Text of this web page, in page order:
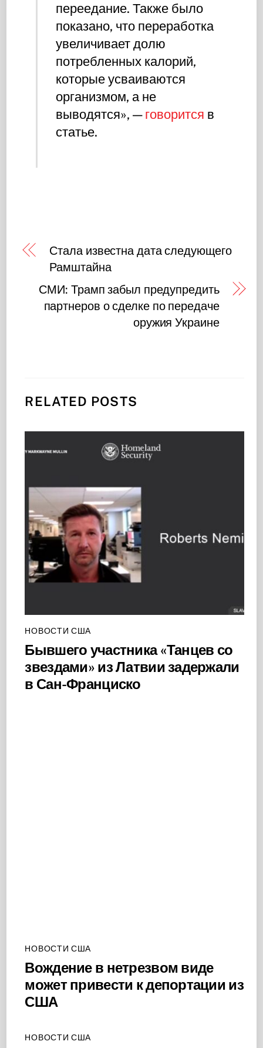
переедание. Также было
показано, что переработка
увеличивает долю
потребленных калорий,
которые усваиваются
организмом, а не
выводятся», —говорится в
статье.
Стала известна дата следующего
Рамштайна
СМИ: Трамп забыл предупредить
партнеров о сделке по передаче
оружия Украине
RELATED POSTS
НОВОСТИ США
Бывшего участника «Танцев со
звездами» из Латвии задержали
в Сан-Франциско
НОВОСТИ США
Вождение в нетрезвом виде
может привести к депортации из
США
НОВОСТИ США